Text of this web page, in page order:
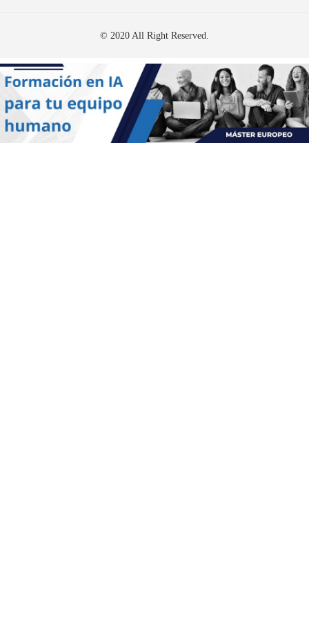
© 2020 All Right Reserved.